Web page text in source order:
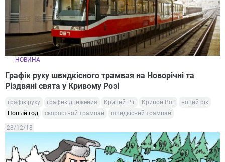
НОВИНА
Графік руху швидкісного трамвая на Новорічні та
Різдвяні свята у Кривому Розі
графік руху график движения Кривий Ріг Кривой Рог
новий рік
Новый год
скоростной трамвай швидкісний трамвай
28/12/18